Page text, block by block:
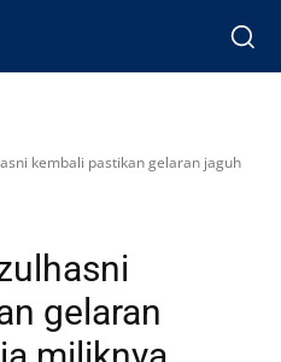
kembali pastikan gelaran jaguh
gelaran